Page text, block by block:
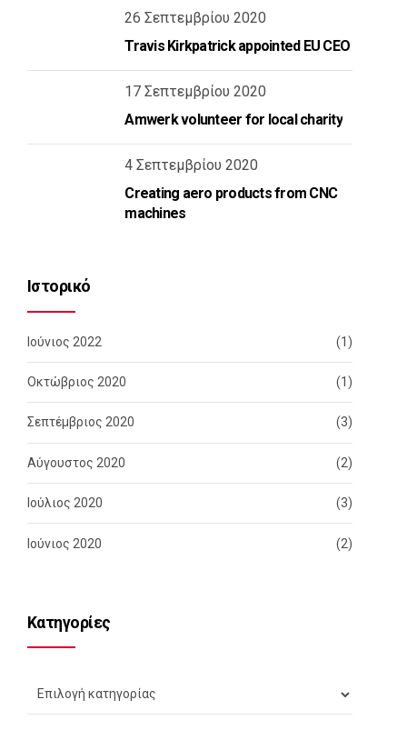
26 Σεπτεμβρίου 2020
Travis Kirkpatrick appointed EU CEO
17 Σεπτεμβρίου 2020
Amwerk volunteer for local charity
4 Σεπτεμβρίου 2020
Creating aero products from CNC
machines
Ιστορικό
Ιούνιος 2022 (1)
Οκτώβριος 2020 (1)
Σεπτέμβριος 2020 (3)
Αύγουστος 2020 (2)
Ιούλιος 2020 (3)
Ιούνιος 2020 (2)
Kατηγορίες